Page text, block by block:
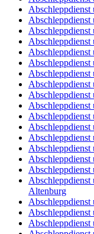
Abschleppdienst
Abschleppdienst
Abschleppdienst
Abschleppdienst
Abschleppdienst
Abschleppdienst
Abschleppdienst
Abschleppdienst
Abschleppdienst
Abschleppdienst
Abschleppdienst
Altenburg
Abschleppdienst
Abschleppdienst